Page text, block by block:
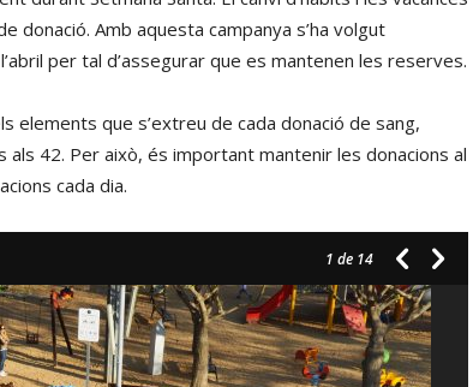
incrementar
el
volum.
donació. Amb aquesta campanya s’ha volgut
per tal d’assegurar que es mantenen les reserves.
elements que s’extreu de cada donació de sang,
42. Per això, és important mantenir les donacions al
cada dia.
1 de 14